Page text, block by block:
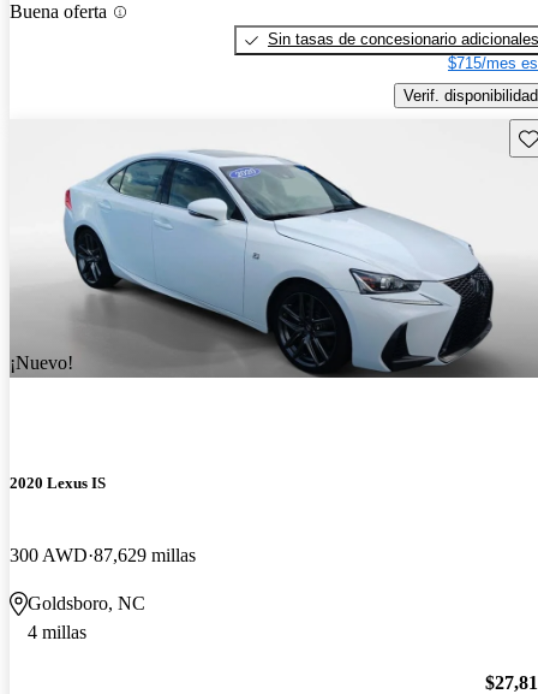
Buena oferta
Sin tasas de concesionario adicionales
$715/mes
Verif. disponibilidad
¡Nuevo!
2020 Lexus IS
300 AWD 87,629 millas
Goldsboro, NC
4 millas